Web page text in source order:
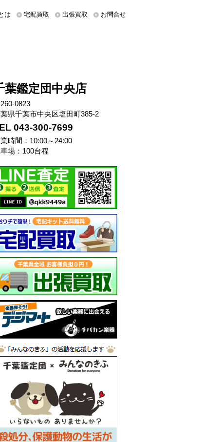
は 宅配買取 出張買取 お問合せ
葉鑑定団中央店
0823
県千葉市中央区塩田町385-2
043-300-7699
時間：10:00～24:00
場：100台程